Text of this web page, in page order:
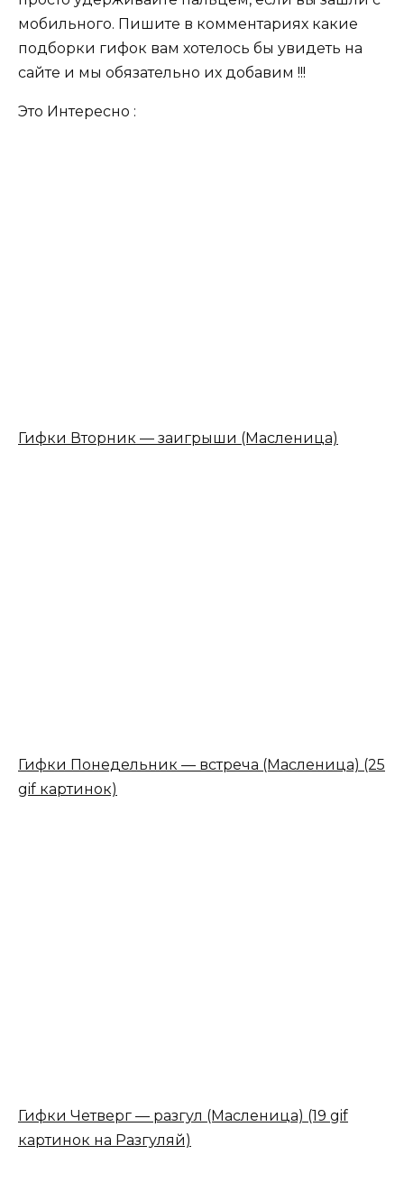
мобильного. Пишите в комментариях какие
подборки гифок вам хотелось бы увидеть на
сайте и мы обязательно их добавим !!!
Это Интересно :
Гифки Вторник — заигрыши (Масленица)
Гифки Понедельник — встреча (Масленица) (25
gif картинок)
Гифки Четверг — разгул (Масленица) (19 gif
картинок на Разгуляй)